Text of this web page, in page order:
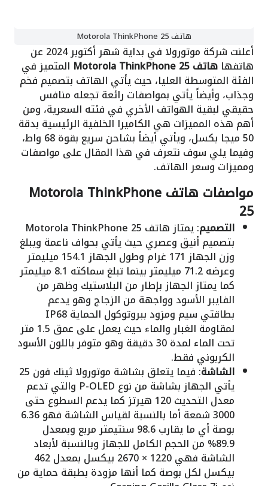
هاتف Motorola ThinkPhone 25
أعلنت شركة موتورولا في بداية شهر أكتوبر 2024 عن
هاتفها هاتف Motorola ThinkPhone 25 المتميز في
الفئة المتوسطة العليا، حيث يأتي الهاتف بتصميم فخم
وجذاب، وأيضاً يأتي بمواصفات رائعة تجعله منافس
حقيقي لبقية الهواتف الأخري في فئته السعرية، ومن
أهم هذه المميزات هي الكاميرا الخلفية الرئيسية بدقة
50 ميجا بكسل، ويأتي أيضاً بشاحن سريع بقوة 68 واط،
وفيما يلي سوف نتعرف في هذا المقال على مواصفات
ومميزات وسعر الهاتف.
مواصفات هاتف Motorola ThinkPhone
25
التصميم : يمتاز هاتف Motorola ThinkPhone 25
بتصميم أنيق وعصري حيث يأتي بحواف ناعمة ويبلغ
وزن الجهاز 171 غرام وطول الجهاز 154.1 ميليمتر
وعرضه 71.2 ميليمتر بينما تبلغ سماكته 8.1 ميليمتر
كما يمتاز الجهاز بإطار من البلاستيك وظهر من
الفايبر الأسود وواجهة من الزجاج وهو يدعم
بطاقتي سيم ومزود ببروتوكول الحماية IP68
لمقاومة الغبار والماء حيث يعمل على عمق 1.5 متر
تحت الماء لمدة 30 دقيقة وهو متوفر باللون الأسود
الكربوني فقط.
الشاشة : فيما يتعلق بشاشة موتورولا ثينك فون 25
يأتي الجهاز بشاشة من نوع P-OLED والتي تدعم
معدل التحديث 120 هيرتز كما يدعم السطوع حتى
3000 شمعة أما بالنسبة لقياس الشاشة فهو 6.36
بوصة أي ما يقارب 98.6 سنتيمتر مربع وبمعدل
89.9% من الحجم الكامل للجهاز وبالنسبة لأبعاد
الشاشة فهي 1220 × 2670 بيكسل بمعدل 462
بيكسل لكل بوصة كما أنها مزودة بطبقة حماية من